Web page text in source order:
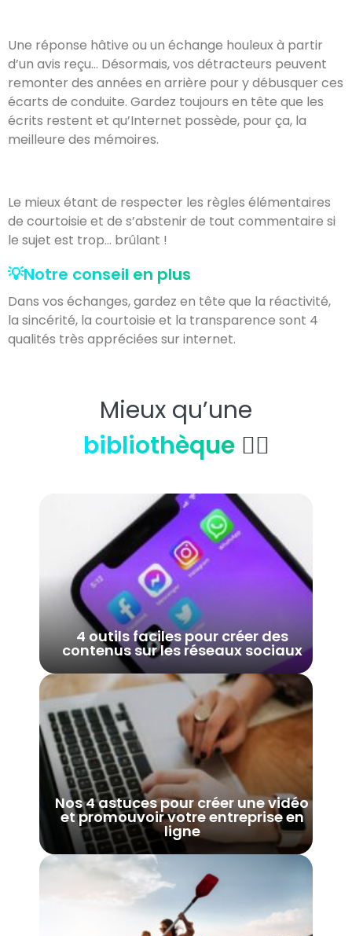
Une réponse hâtive ou un échange houleux à partir
d’un avis reçu… Désormais, vos détracteurs peuvent
remonter des années en arrière pour y débusquer ces
écarts de conduite. Gardez toujours en tête que les
écrits restent et qu’Internet possède, pour ça, la
meilleure des mémoires.
Le mieux étant de respecter les règles élémentaires
de courtoisie et de s’abstenir de tout commentaire si
le sujet est trop… brûlant !
💡Notre conseil en plus
Dans vos échanges, gardez en tête que la réactivité,
la sincérité, la courtoisie et la transparence sont 4
qualités très appréciées sur internet.
Mieux qu’une
bibliothèque👇🏼
4 outils faciles pour créer des
contenus sur les réseaux sociaux
Nos 4 astuces pour créer une vidéo
et promouvoir votre entreprise en
ligne